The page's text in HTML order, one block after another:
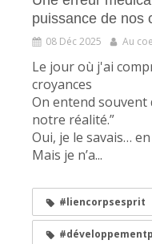
puissance de nos
08 Déc 2025 Au
Le jour où j'ai
croyances
On entend souvent
notre réalité.”
Oui, je le savais…
Mais je n’a...
#liencorpsesprit